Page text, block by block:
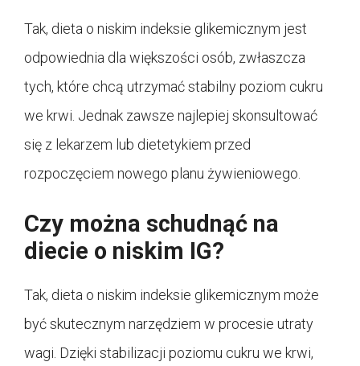
Tak, dieta o niskim indeksie glikemicznym jest
odpowiednia dla większości osób, zwłaszcza
tych, które chcą utrzymać stabilny poziom cukru
we krwi. Jednak zawsze najlepiej skonsultować
się z lekarzem lub dietetykiem przed
rozpoczęciem nowego planu żywieniowego.
Czy można schudnąć na
diecie o niskim IG?
Tak, dieta o niskim indeksie glikemicznym może
być skutecznym narzędziem w procesie utraty
wagi. Dzięki stabilizacji poziomu cukru we krwi,